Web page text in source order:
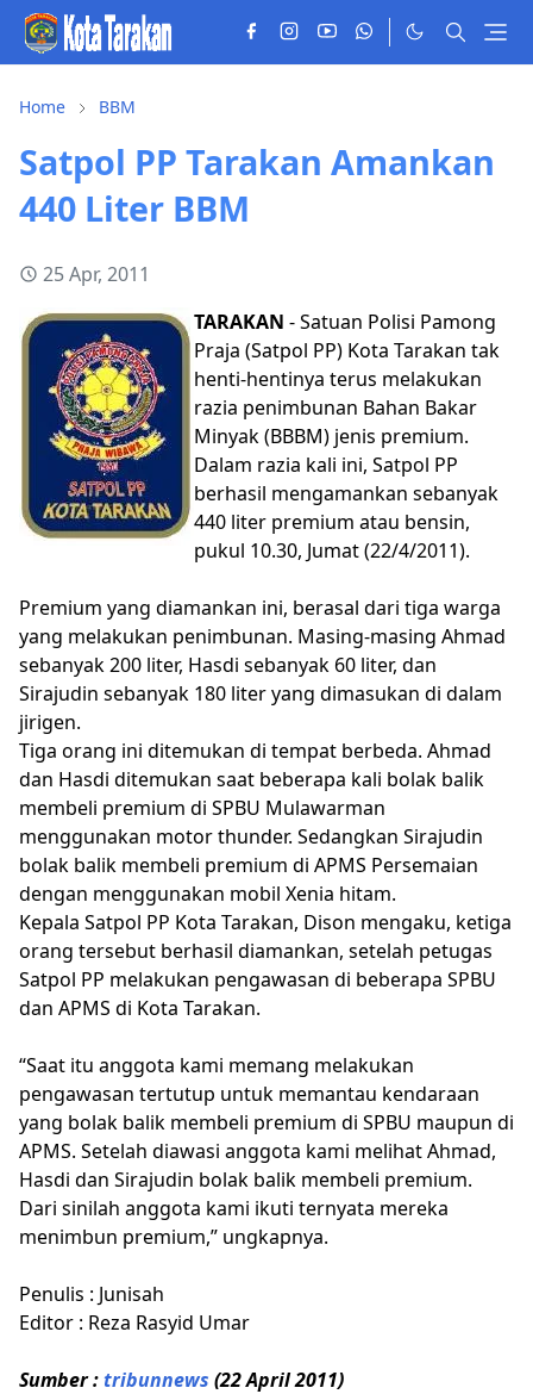
Home BBM
Satpol PP Tarakan Amankan
440 Liter BBM
25 Apr, 2011
TARAKAN - Satuan Polisi Pamong
Praja (Satpol PP) Kota Tarakan tak
henti-hentinya terus melakukan
razia penimbunan Bahan Bakar
Minyak (BBBM) jenis premium.
Dalam razia kali ini, Satpol PP
berhasil mengamankan sebanyak
440 liter premium atau bensin,
pukul 10.30, Jumat (22/4/2011).
Premium yang diamankan ini, berasal dari tiga warga
yang melakukan penimbunan. Masing-masing Ahmad
sebanyak 200 liter, Hasdi sebanyak 60 liter, dan
Sirajudin sebanyak 180 liter yang dimasukan di dalam
jirigen.
Tiga orang ini ditemukan di tempat berbeda. Ahmad
dan Hasdi ditemukan saat beberapa kali bolak balik
membeli premium di SPBU Mulawarman
menggunakan motor thunder. Sedangkan Sirajudin
bolak balik membeli premium di APMS Persemaian
dengan menggunakan mobil Xenia hitam.
Kepala Satpol PP Kota Tarakan, Dison mengaku, ketiga
orang tersebut berhasil diamankan, setelah petugas
Satpol PP melakukan pengawasan di beberapa SPBU
dan APMS di Kota Tarakan.
“Saat itu anggota kami memang melakukan
pengawasan tertutup untuk memantau kendaraan
yang bolak balik membeli premium di SPBU maupun di
APMS. Setelah diawasi anggota kami melihat Ahmad,
Hasdi dan Sirajudin bolak balik membeli premium.
Dari sinilah anggota kami ikuti ternyata mereka
menimbun premium,” ungkapnya.
Penulis : Junisah
Editor : Reza Rasyid Umar
Sumber :tribunnews (22 April 2011)